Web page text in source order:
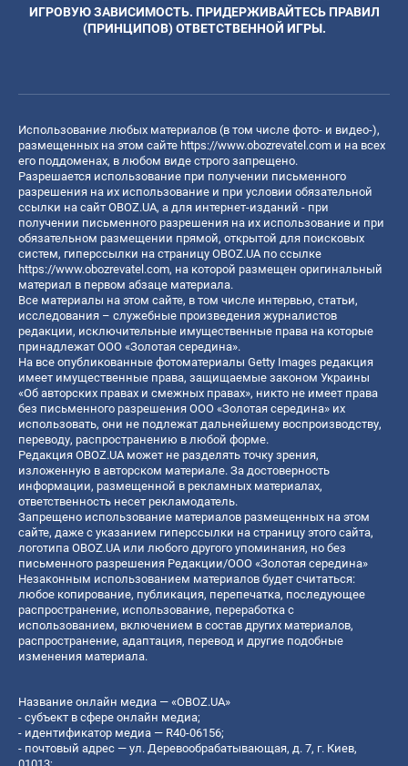
ИГРОВУЮ ЗАВИСИМОСТЬ. ПРИДЕРЖИВАЙТЕСЬ ПРАВИЛ
(ПРИНЦИПОВ) ОТВЕТСТВЕННОЙ ИГРЫ.
Использование любых материалов (в том числе фото- и видео-),
размещенных на этом сайте https://www.obozrevatel.com и на всех
его поддоменах, в любом виде строго запрещено.
Разрешается использование при получении письменного
разрешения на их использование и при условии обязательной
ссылки на сайт OBOZ.UA, а для интернет-изданий - при
получении письменного разрешения на их использование и при
обязательном размещении прямой, открытой для поисковых
систем, гиперссылки на страницу OBOZ.UA по ссылке
https://www.obozrevatel.com, на которой размещен оригинальный
материал в первом абзаце материала.
Все материалы на этом сайте, в том числе интервью, статьи,
исследования – служебные произведения журналистов
редакции, исключительные имущественные права на которые
принадлежат ООО «Золотая середина».
На все опубликованные фотоматериалы Getty Images редакция
имеет имущественные права, защищаемые законом Украины
«Об авторских правах и смежных правах», никто не имеет права
без письменного разрешения ООО «Золотая середина» их
использовать, они не подлежат дальнейшему воспроизводству,
переводу, распространению в любой форме.
Редакция OBOZ.UA может не разделять точку зрения,
изложенную в авторском материале. За достоверность
информации, размещенной в рекламных материалах,
ответственность несет рекламодатель.
Запрещено использование материалов размещенных на этом
сайте, даже с указанием гиперссылки на страницу этого сайта,
логотипа OBOZ.UA или любого другого упоминания, но без
письменного разрешения Редакции/ООО «Золотая середина»
Незаконным использованием материалов будет считаться:
любое копирование, публикация, перепечатка, последующее
распространение, использование, переработка с
использованием, включением в состав других материалов,
распространение, адаптация, перевод и другие подобные
изменения материала.
Название онлайн медиа — «OBOZ.UA»
- субъект в сфере онлайн медиа;
- идентификатор медиа — R40-06156;
- почтовый адрес — ул. Деревообрабатывающая, д. 7, г. Киев,